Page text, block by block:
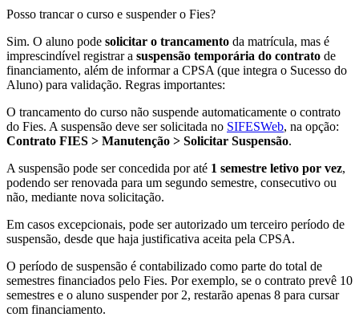
Posso trancar o curso e suspender o Fies?
Sim. O aluno pode solicitar o trancamento da matrícula, mas é
imprescindível registrar a suspensão temporária do contrato de
financiamento, além de informar a CPSA (que integra o Sucesso do
Aluno) para validação. Regras importantes:
O trancamento do curso não suspende automaticamente o contrato
do Fies. A suspensão deve ser solicitada no SIFESWeb, na opção:
Contrato FIES > Manutenção > Solicitar Suspensão.
A suspensão pode ser concedida por até 1 semestre letivo por vez,
podendo ser renovada para um segundo semestre, consecutivo ou
não, mediante nova solicitação.
Em casos excepcionais, pode ser autorizado um terceiro período de
suspensão, desde que haja justificativa aceita pela CPSA.
O período de suspensão é contabilizado como parte do total de
semestres financiados pelo Fies. Por exemplo, se o contrato prevê 10
semestres e o aluno suspender por 2, restarão apenas 8 para cursar
com financiamento.